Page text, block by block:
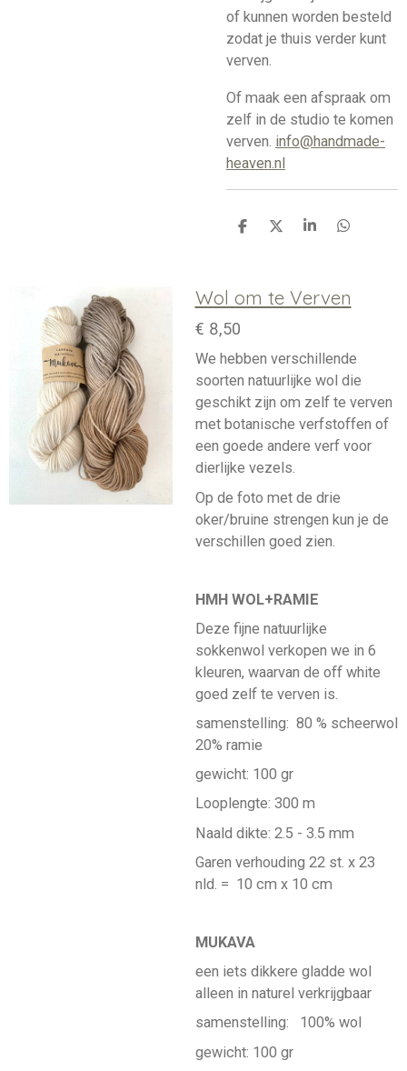
of kunnen worden besteld
zodat je thuis verder kunt
verven.
Of maak een afspraak om
zelf in de studio te komen
verven. info@handmade-
heaven.nl
D
n
D
S
e
D
n
Wol om te Verven
€ 8,50
We hebben verschillende
soorten natuurlijke wol die
geschikt zijn om zelf te verven
met botanische verfstoffen of
een goede andere verf voor
dierlijke vezels.
Op de foto met de drie
oker/bruine strengen kun je de
verschillen goed zien.
HMH WOL+RAMIE
Deze fijne natuurlijke
sokkenwol verkopen we in 6
kleuren, waarvan de off white
goed zelf te verven is.
samenstelling: 80 % scheerwol
20% ramie
gewicht: 100 gr
Looplengte: 300 m
Naald dikte: 2.5 - 3.5 mm
Garen verhouding 22 st. x 23
nld. = 10 cm x 10 cm
MUKAVA
een iets dikkere gladde wol
alleen in naturel verkrijgbaar
samenstelling: 100% wol
gewicht: 100 gr